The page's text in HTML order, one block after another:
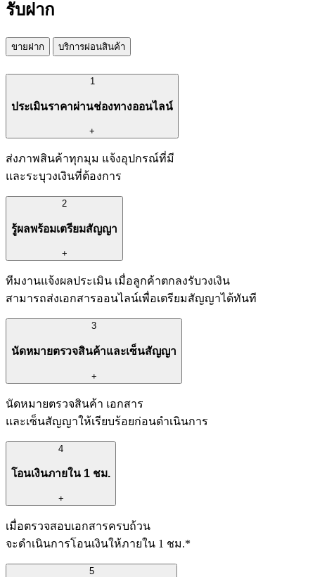
รับฝาก
ขายฝาก บริการผ่อนสินค้า
1
ประเมินราคาผ่านช่องทางออนไลน์
+
ส่งภาพสินค้าทุกมุม แจ้งอุปกรณ์ที่มี
และระบุวงเงินที่ต้องการ
2
รู้ผลพร้อมเตรียมสัญญา
+
ทีมงานแจ้งผลประเมิน เมื่อลูกค้าตกลงรับวงเงิน
สามารถส่งเอกสารออนไลน์เพื่อเตรียมสัญญาได้ทันที
3
นัดหมายตรวจสินค้าและเซ็นสัญญา
+
นัดหมายตรวจสินค้า เอกสาร
และเซ็นสัญญาให้เรียบร้อยก่อนดำเนินการ
4
โอนเงินภายใน 1 ชม.
+
เมื่อตรวจสอบเอกสารครบถ้วน
จะดำเนินการโอนเงินให้ภายใน 1 ชม.*
5